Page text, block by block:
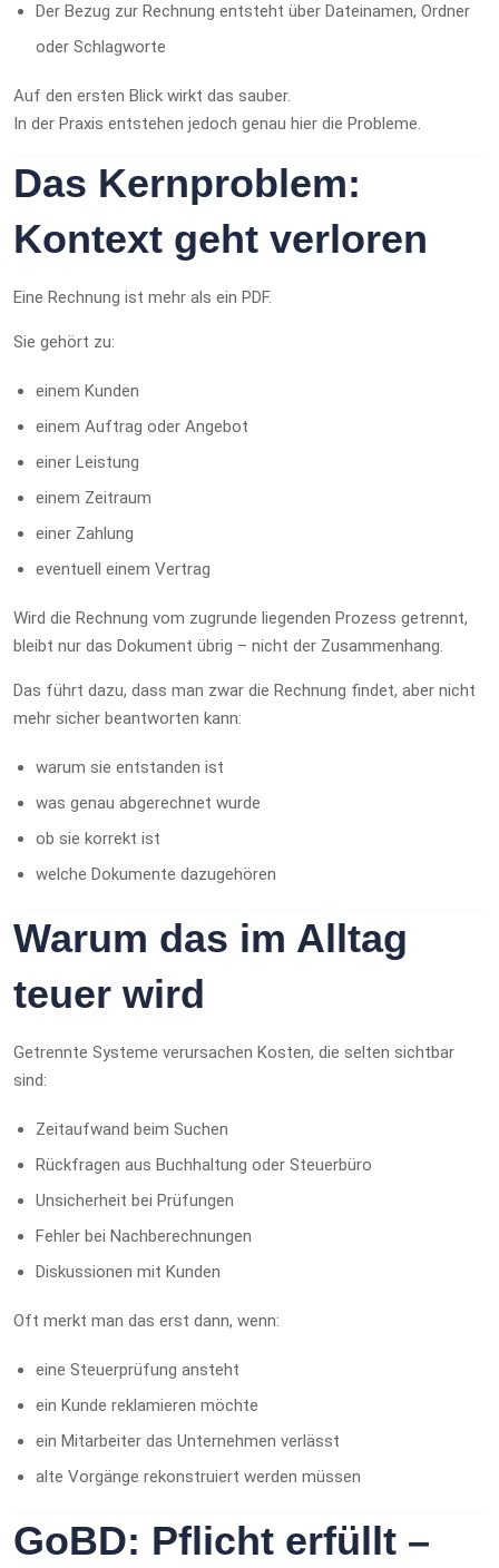
Der Bezug zur Rechnung entsteht über Dateinamen, Ordner
oder Schlagworte
Auf den ersten Blick wirkt das sauber.
In der Praxis entstehen jedoch genau hier die Probleme.
Das Kernproblem:
Kontext geht verloren
Eine Rechnung ist mehr als ein PDF.
Sie gehört zu:
einem Kunden
einem Auftrag oder Angebot
einer Leistung
einem Zeitraum
einer Zahlung
eventuell einem Vertrag
Wird die Rechnung vom zugrunde liegenden Prozess getrennt,
bleibt nur das Dokument übrig – nicht der Zusammenhang.
Das führt dazu, dass man zwar die Rechnung findet, aber nicht
mehr sicher beantworten kann:
warum sie entstanden ist
was genau abgerechnet wurde
ob sie korrekt ist
welche Dokumente dazugehören
Warum das im Alltag
teuer wird
Getrennte Systeme verursachen Kosten, die selten sichtbar
sind:
Zeitaufwand beim Suchen
Rückfragen aus Buchhaltung oder Steuerbüro
Unsicherheit bei Prüfungen
Fehler bei Nachberechnungen
Diskussionen mit Kunden
Oft merkt man das erst dann, wenn:
eine Steuerprüfung ansteht
ein Kunde reklamieren möchte
ein Mitarbeiter das Unternehmen verlässt
alte Vorgänge rekonstruiert werden müssen
GoBD: Pflicht erfüllt –